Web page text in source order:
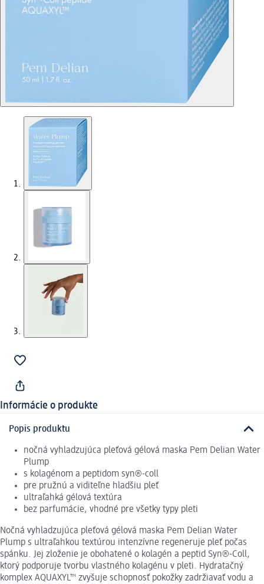
Informácie o produkte
Popis produktu
nočná vyhladzujúca pleťová gélová maska Pem Delian Water
Plump
s kolagénom a peptidom syn®-coll
pre pružnú a viditeľne hladšiu pleť
ultraľahká gélová textúra
bez parfumácie, vhodné pre všetky typy pleti
Nočná vyhladzujúca pleťová gélová maska Pem Delian Water
Plump s ultraľahkou textúrou intenzívne regeneruje pleť počas
spánku. Jej zloženie je obohatené o kolagén a peptid Syn®-Coll,
ktorý podporuje tvorbu vlastného kolagénu v pleti. Hydratačný
komplex AQUAXYL™ zvyšuje schopnosť pokožky zadržiavať vodu a